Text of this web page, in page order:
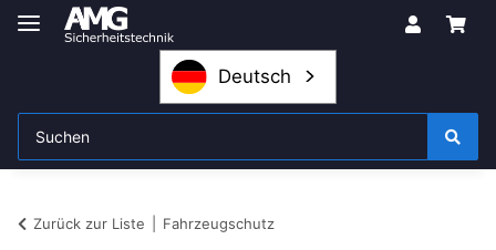
Deutsch
Zurück zur Liste Fahrzeugschutz